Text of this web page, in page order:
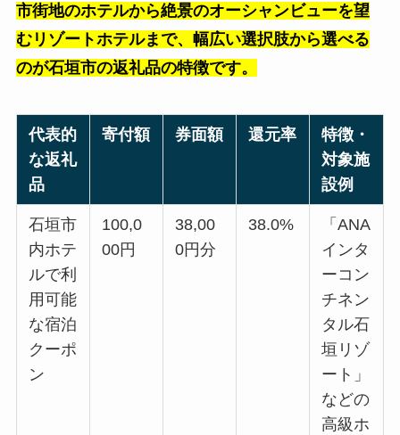
市街地のホテルから絶景のオーシャンビューを望
むリゾートホテルまで、幅広い選択肢から選べる
のが石垣市の返礼品の特徴です。
代表的
な返礼
品
寄付額 券面額 還元率
特徴・
対象施
設例
石垣市
内ホテ
ルで利
用可能
な宿泊
クーポ
ン
100,0
00円
38,00
0円分
38.0%
「ANA
インタ
ーコン
チネン
タル石
垣リゾ
ート」
などの
高級ホ